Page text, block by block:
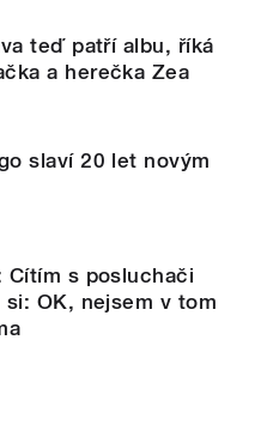
teď patří albu, říká
a herečka Zea
slaví 20 let novým
Cítím s posluchači
si: OK, nejsem v tom